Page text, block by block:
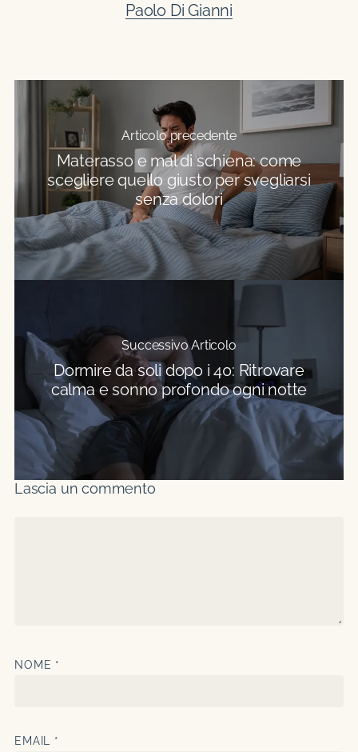
Paolo Di Gianni
Articolo precedente
Materasso e mal di schiena: come
scegliere quello giusto per svegliarsi
senza dolori
Successivo Articolo
Dormire da soli dopo i 40: Ritrovare
calma e sonno profondo ogni notte
Lascia un commento
NOME *
EMAIL *